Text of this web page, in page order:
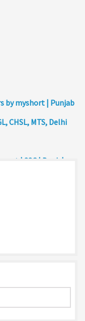
by myshort | Punjab
CHSL, MTS, Delhi
| SSC | Bank |